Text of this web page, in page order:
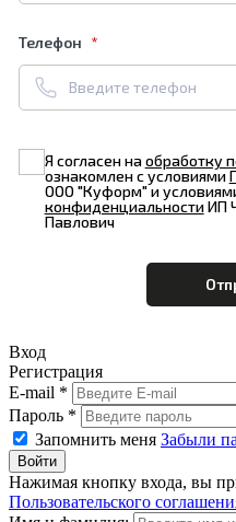
Телефон
Я согласен наобработку
ознакомлен с условиями
ООО "Куформ" и
конфиденциальностиИП
Павлович
Вход
Регистрация
E-mail *
Пароль *
Запомнить меня Забыли
Нажимая кнопку входа, вы
Пользовательского